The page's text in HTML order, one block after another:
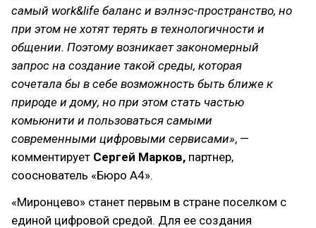
самый work&life баланс и вэлнэс-пространство, но
при этом не хотят терять в технологичности и
общении. Поэтому возникает закономерный
запрос на создание такой среды, которая
сочетала бы в себе возможность быть ближе к
природе и дому, но при этом стать частью
комьюнити и пользоваться самыми
современными цифровыми сервисами», —
комментирует Сергей Марков, партнер,
сооснователь «Бюро А4».
«Миронцево» станет первым в стране поселком с
единой цифровой средой. Для ее создания